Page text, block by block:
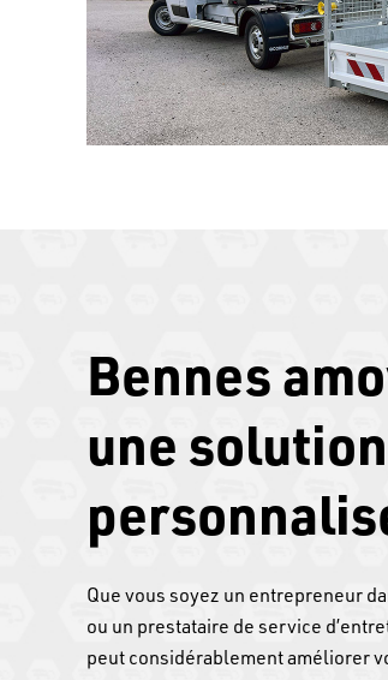
Bennes
une
Que vous soyez un entrepreneur
ou un prestataire de service
peut considérablement améliorer